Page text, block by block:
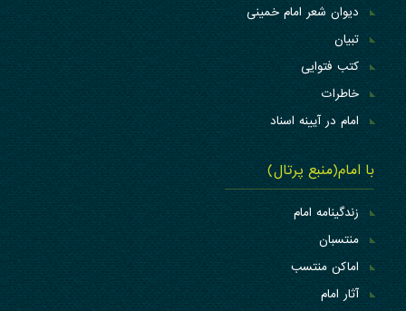
دیوان شعر امام خمینی
تبیان
کتب فتوایی
خاطرات
امام در آیینه اسناد
با امام(منبع پرتال)
زندگینامه امام
منتسبان
اماکن منتسب
آثار امام